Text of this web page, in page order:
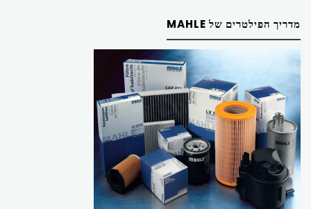
מדריך הפילטרים של MAHLE